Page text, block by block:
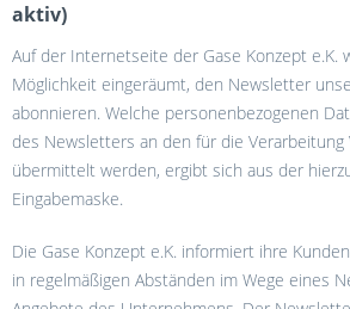
aktiv)
Auf der Internetseite der Gase Konzept e.K.
Möglichkeit eingeräumt, den Newsletter
abonnieren. Welche personenbezogenen
des Newsletters an den für die
übermittelt werden, ergibt sich aus der
Eingabemaske.
Die Gase Konzept e.K. informiert ihre
in regelmäßigen Abständen im Wege eines